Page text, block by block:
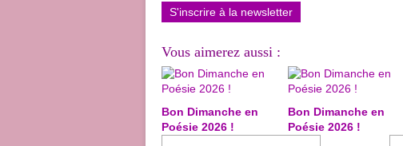
S'inscrire à la newsletter
Vous aimerez aussi :
Bon Dimanche en
Poésie 2026 !
Bon Dimanche en
Poésie 2026 !